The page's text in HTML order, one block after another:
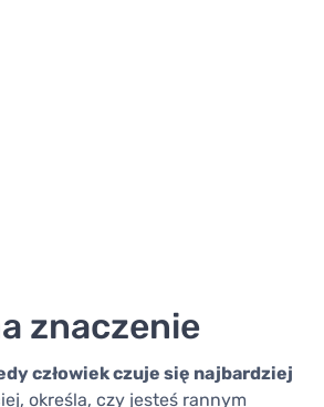
znaczenie
człowiek czuje się najbardziej
określa, czy jesteś rannym